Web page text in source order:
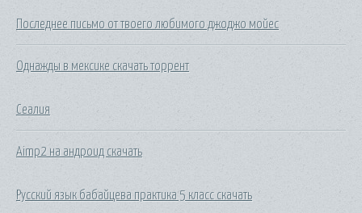
Последнее письмо от твоего любимого джоджо мойес
Однажды в мексике скачать торрент
Сеалия
Aimp2 на андроид скачать
Русский язык бабайцева практика 5 класс скачать